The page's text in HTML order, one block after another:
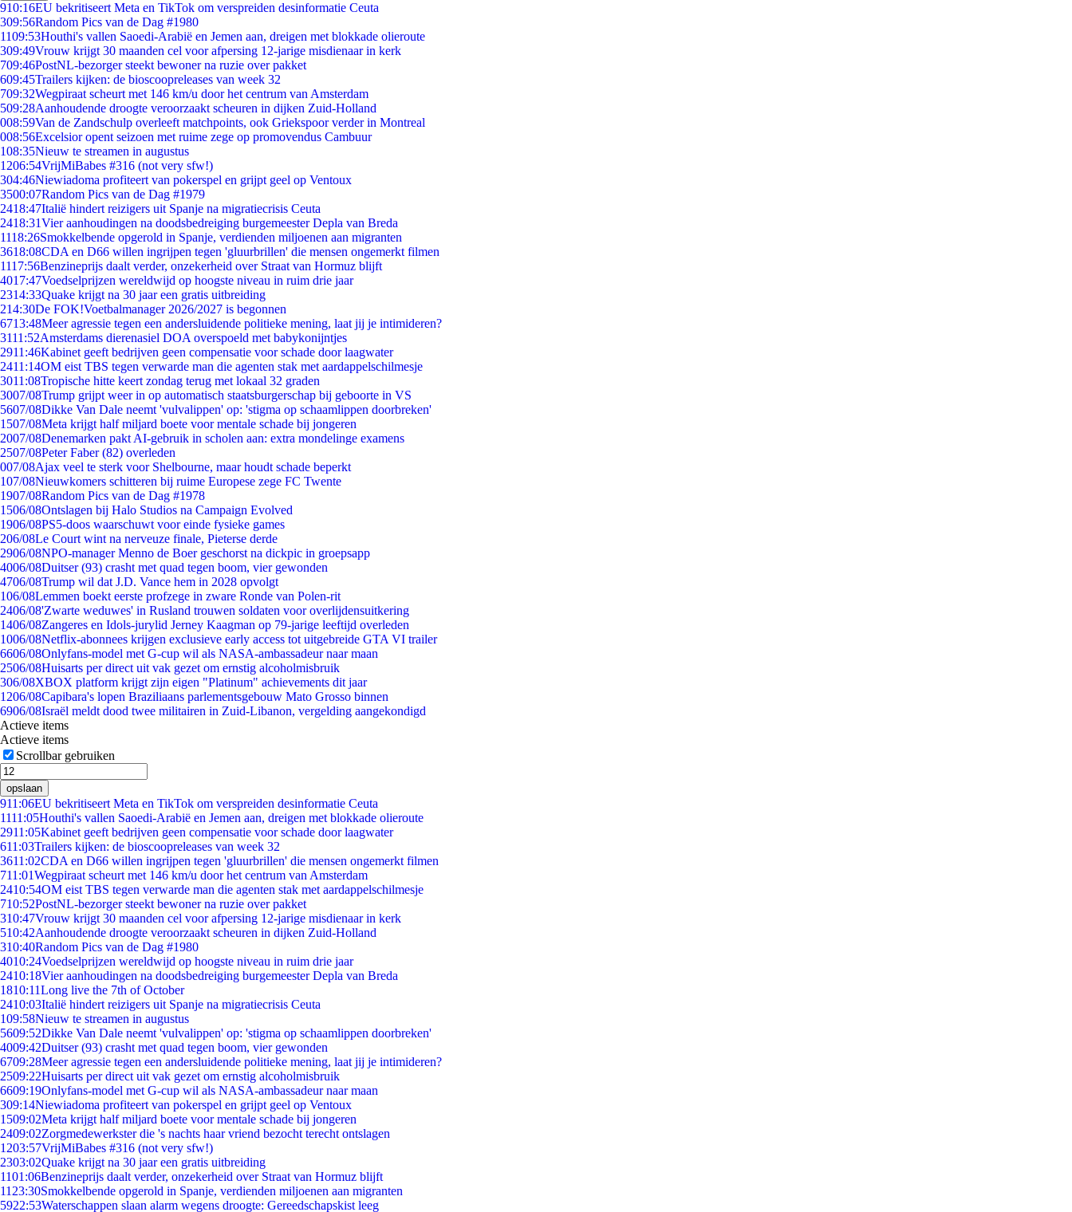
910:16EU bekritiseert Meta en TikTok om verspreiden desinformatie Ceuta
309:56Random Pics van de Dag #1980
1109:53Houthi's vallen Saoedi-Arabië en Jemen aan, dreigen met blokkade olieroute
309:49Vrouw krijgt 30 maanden cel voor afpersing 12-jarige misdienaar in kerk
709:46PostNL-bezorger steekt bewoner na ruzie over pakket
609:45Trailers kijken: de bioscoopreleases van week 32
709:32Wegpiraat scheurt met 146 km/u door het centrum van Amsterdam
509:28Aanhoudende droogte veroorzaakt scheuren in dijken Zuid-Holland
008:59Van de Zandschulp overleeft matchpoints, ook Griekspoor verder in Montreal
008:56Excelsior opent seizoen met ruime zege op promovendus Cambuur
108:35Nieuw te streamen in augustus
1206:54VrijMiBabes #316 (not very sfw!)
304:46Niewiadoma profiteert van pokerspel en grijpt geel op Ventoux
3500:07Random Pics van de Dag #1979
2418:47Italië hindert reizigers uit Spanje na migratiecrisis Ceuta
2418:31Vier aanhoudingen na doodsbedreiging burgemeester Depla van Breda
1118:26Smokkelbende opgerold in Spanje, verdienden miljoenen aan migranten
3618:08CDA en D66 willen ingrijpen tegen 'gluurbrillen' die mensen ongemerkt filmen
1117:56Benzineprijs daalt verder, onzekerheid over Straat van Hormuz blijft
4017:47Voedselprijzen wereldwijd op hoogste niveau in ruim drie jaar
2314:33Quake krijgt na 30 jaar een gratis uitbreiding
214:30De FOK!Voetbalmanager 2026/2027 is begonnen
6713:48Meer agressie tegen een andersluidende politieke mening, laat jij je intimideren?
3111:52Amsterdams dierenasiel DOA overspoeld met babykonijntjes
2911:46Kabinet geeft bedrijven geen compensatie voor schade door laagwater
2411:14OM eist TBS tegen verwarde man die agenten stak met aardappelschilmesje
3011:08Tropische hitte keert zondag terug met lokaal 32 graden
3007/08Trump grijpt weer in op automatisch staatsburgerschap bij geboorte in VS
5607/08Dikke Van Dale neemt 'vulvalippen' op: 'stigma op schaamlippen doorbreken'
1507/08Meta krijgt half miljard boete voor mentale schade bij jongeren
2007/08Denemarken pakt AI-gebruik in scholen aan: extra mondelinge examens
2507/08Peter Faber (82) overleden
007/08Ajax veel te sterk voor Shelbourne, maar houdt schade beperkt
107/08Nieuwkomers schitteren bij ruime Europese zege FC Twente
1907/08Random Pics van de Dag #1978
1506/08Ontslagen bij Halo Studios na Campaign Evolved
1906/08PS5-doos waarschuwt voor einde fysieke games
206/08Le Court wint na nerveuze finale, Pieterse derde
2906/08NPO-manager Menno de Boer geschorst na dickpic in groepsapp
4006/08Duitser (93) crasht met quad tegen boom, vier gewonden
4706/08Trump wil dat J.D. Vance hem in 2028 opvolgt
106/08Lemmen boekt eerste profzege in zware Ronde van Polen-rit
2406/08'Zwarte weduwes' in Rusland trouwen soldaten voor overlijdensuitkering
1406/08Zangeres en Idols-jurylid Jerney Kaagman op 79-jarige leeftijd overleden
1006/08Netflix-abonnees krijgen exclusieve early access tot uitgebreide GTA VI trailer
6606/08Onlyfans-model met G-cup wil als NASA-ambassadeur naar maan
2506/08Huisarts per direct uit vak gezet om ernstig alcoholmisbruik
306/08XBOX platform krijgt zijn eigen "Platinum" achievements dit jaar
1206/08Capibara's lopen Braziliaans parlementsgebouw Mato Grosso binnen
6906/08Israël meldt dood twee militairen in Zuid-Libanon, vergelding aangekondigd
Actieve items
Actieve items
Scrollbar gebruiken
opslaan
911:06EU bekritiseert Meta en TikTok om verspreiden desinformatie Ceuta
1111:05Houthi's vallen Saoedi-Arabië en Jemen aan, dreigen met blokkade olieroute
2911:05Kabinet geeft bedrijven geen compensatie voor schade door laagwater
611:03Trailers kijken: de bioscoopreleases van week 32
3611:02CDA en D66 willen ingrijpen tegen 'gluurbrillen' die mensen ongemerkt filmen
711:01Wegpiraat scheurt met 146 km/u door het centrum van Amsterdam
2410:54OM eist TBS tegen verwarde man die agenten stak met aardappelschilmesje
710:52PostNL-bezorger steekt bewoner na ruzie over pakket
310:47Vrouw krijgt 30 maanden cel voor afpersing 12-jarige misdienaar in kerk
510:42Aanhoudende droogte veroorzaakt scheuren in dijken Zuid-Holland
310:40Random Pics van de Dag #1980
4010:24Voedselprijzen wereldwijd op hoogste niveau in ruim drie jaar
2410:18Vier aanhoudingen na doodsbedreiging burgemeester Depla van Breda
1810:11Long live the 7th of October
2410:03Italië hindert reizigers uit Spanje na migratiecrisis Ceuta
109:58Nieuw te streamen in augustus
5609:52Dikke Van Dale neemt 'vulvalippen' op: 'stigma op schaamlippen doorbreken'
4009:42Duitser (93) crasht met quad tegen boom, vier gewonden
6709:28Meer agressie tegen een andersluidende politieke mening, laat jij je intimideren?
2509:22Huisarts per direct uit vak gezet om ernstig alcoholmisbruik
6609:19Onlyfans-model met G-cup wil als NASA-ambassadeur naar maan
309:14Niewiadoma profiteert van pokerspel en grijpt geel op Ventoux
1509:02Meta krijgt half miljard boete voor mentale schade bij jongeren
2409:02Zorgmedewerkster die 's nachts haar vriend bezocht terecht ontslagen
1203:57VrijMiBabes #316 (not very sfw!)
2303:02Quake krijgt na 30 jaar een gratis uitbreiding
1101:06Benzineprijs daalt verder, onzekerheid over Straat van Hormuz blijft
11 23:30Smokkelbende opgerold in Spanje, verdienden miljoenen aan migranten
5922:53Waterschappen slaan alarm wegens droogte: Gereedschapskist leeg